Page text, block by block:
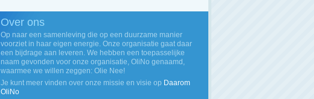
Over ons
Op naar een samenleving die op een duurzame manier
voorziet in haar eigen energie. Onze organisatie gaat daar
een bijdrage aan leveren. We hebben een toepasselijke
naam gevonden voor onze organisatie, OliNo genaamd,
waarmee we willen zeggen: Olie Nee!
Je kunt meer vinden over onze missie en visie op Daarom
OliNo